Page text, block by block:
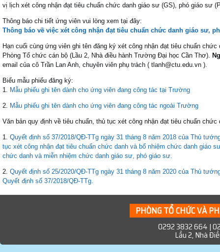
vị lịch xét công nhận đạt tiêu chuẩn chức danh giáo sư (GS), phó giáo sư
Thông báo chi tiết ứng viên vui lòng xem tại đây:
Thông báo về việc xét công nhận đạt tiêu chuẩn chức danh giáo sư,
Hạn cuối cùng ứng viên ghi tên đăng ký xét công nhận đạt tiêu chuẩn
Phòng Tổ chức cán bộ (Lầu 2, Nhà điều hành Trường Đại học Cần Thơ).
email của cô Trần Lan Anh, chuyên viên phụ trách ( tlanh@ctu.edu.vn ).
Biểu mẫu phiếu đăng ký:
1. Mẫu phiếu ghi tên dành cho ứng viên đang công tác tại Trường
2. Mẫu phiếu ghi tên dành cho ứng viên đang công tác ngoài Trường
Văn bản quy định về tiêu chuẩn, thủ tục xét công nhận đạt tiêu chuẩn
1. Quyết định số 37/2018/QĐ-TTg ngày 31 tháng 8 năm 2018 của Thủ
tục xét công nhận đạt tiêu chuẩn chức danh và bổ nhiệm chức danh giáo
chức danh và miễn nhiệm chức danh giáo sư, phó giáo sư.
2. Quyết định số 25/2020/QĐ-TTg ngày 31 tháng 8 năm 2020 của Thủ
Quyết định số 37/2018/QĐ-TTg.
PHÒNG TỔ CHỨC VÀ
0292 3832 664 |
Lầu 2, Nhà